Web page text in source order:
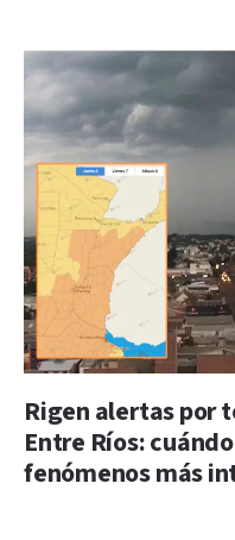
Rigen alertas por
Entre Ríos:
fenómenos más